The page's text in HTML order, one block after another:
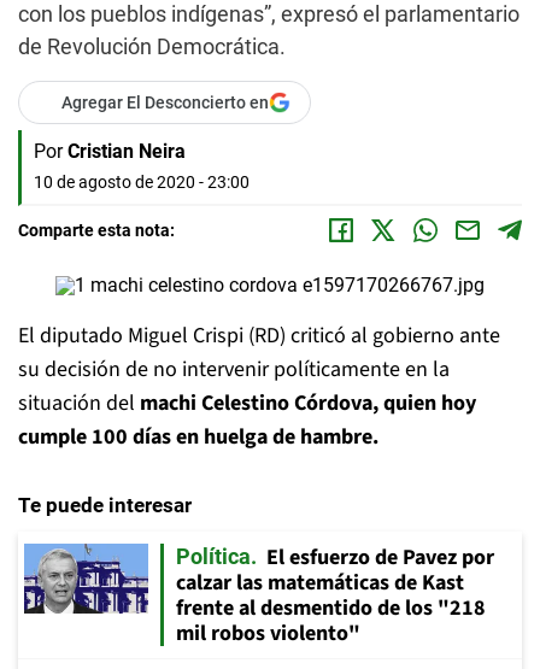
con los pueblos indígenas”, expresó el parlamentario
de Revolución Democrática.
Agregar El Desconcierto en
Por Cristian Neira
10 de agosto de 2020 - 23:00
Comparte esta nota:
El diputado Miguel Crispi (RD) criticó al gobierno ante
su decisión de no intervenir políticamente en la
situación del machi Celestino Córdova, quien hoy
cumple 100 días en huelga de hambre.
Te puede interesar
Política
El esfuerzo de Pavez por
calzar las matemáticas de Kast
frente al desmentido de los "218
mil robos violento"